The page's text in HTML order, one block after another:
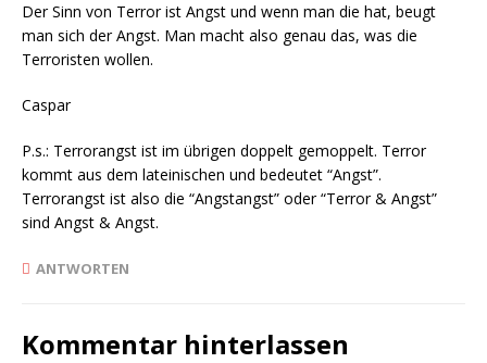
Der Sinn von Terror ist Angst und wenn man die hat, beugt
man sich der Angst. Man macht also genau das, was die
Terroristen wollen.
Caspar
P.s.: Terrorangst ist im übrigen doppelt gemoppelt. Terror
kommt aus dem lateinischen und bedeutet “Angst”.
Terrorangst ist also die “Angstangst” oder “Terror & Angst”
sind Angst & Angst.
ANTWORTEN
Kommentar hinterlassen